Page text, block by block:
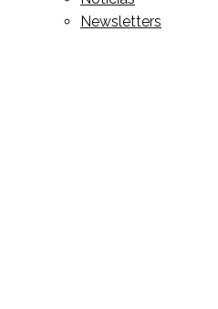
Newsletters